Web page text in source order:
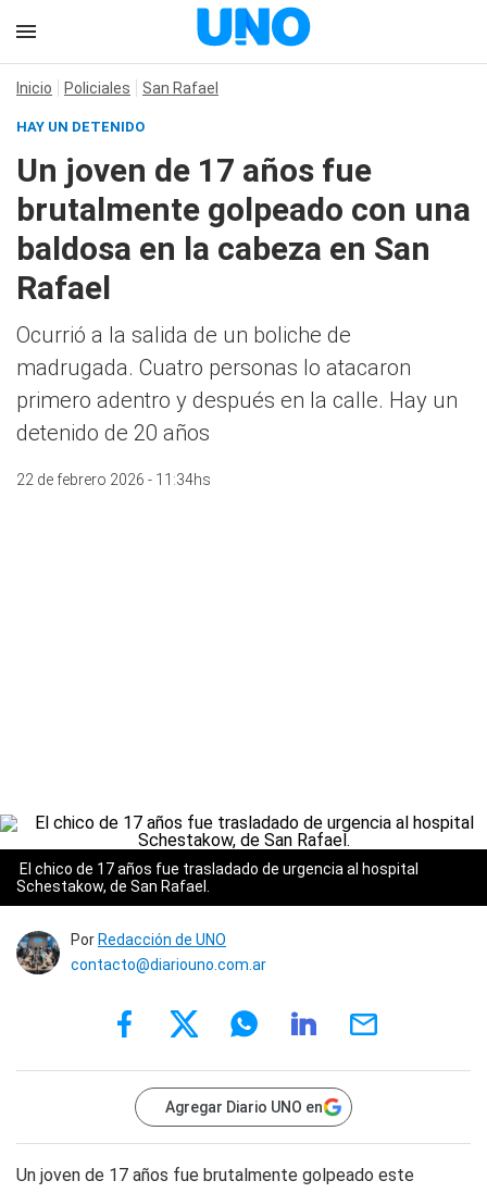
Inicio Policiales San Rafael
HAY UN DETENIDO
Un joven de 17 años fue
brutalmente golpeado con una
baldosa en la cabeza en San
Rafael
Ocurrió a la salida de un boliche de
madrugada. Cuatro personas lo atacaron
primero adentro y después en la calle. Hay un
detenido de 20 años
22 de febrero 2026 - 11:34hs
El chico de 17 años fue trasladado de urgencia al hospital
Schestakow, de San Rafael.
Por Redacción de UNO
contacto@diariouno.com.ar
Agregar Diario UNO en
Un joven de 17 años fue brutalmente golpeado este